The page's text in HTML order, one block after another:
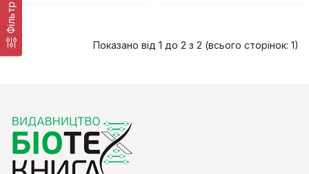
Фільтр
Показано від 1 до 2 з 2 (всього сторінок: 1)